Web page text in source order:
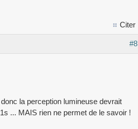
Citer
#8
la perception lumineuse devrait
... MAIS rien ne permet de le savoir !